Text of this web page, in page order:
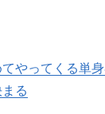
やってくる単
る